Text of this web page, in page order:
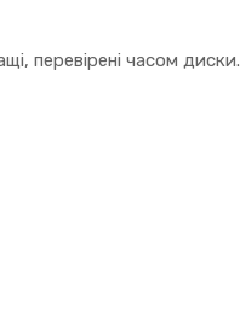
перевірені часом диски.